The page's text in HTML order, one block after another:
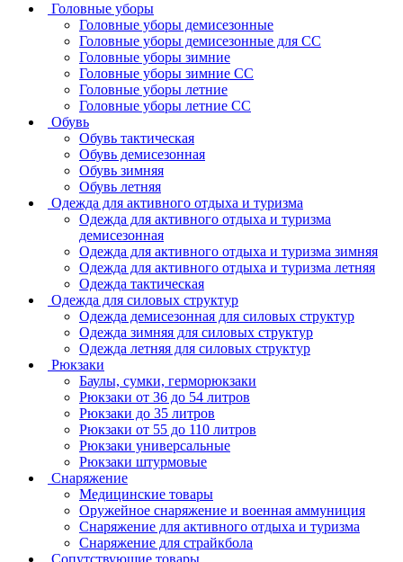
Головные уборы
Головные уборы демисезонные
Головные уборы демисезонные для СС
Головные уборы зимние
Головные уборы зимние СС
Головные уборы летние
Головные уборы летние СС
Обувь
Обувь тактическая
Обувь демисезонная
Обувь зимняя
Обувь летняя
Одежда для активного отдыха и туризма
Одежда для активного отдыха и туризма
демисезонная
Одежда для активного отдыха и туризма зимняя
Одежда для активного отдыха и туризма летняя
Одежда тактическая
Одежда для силовых структур
Одежда демисезонная для силовых структур
Одежда зимняя для силовых структур
Одежда летняя для силовых структур
Рюкзаки
Баулы, сумки, герморюкзаки
Рюкзаки от 36 до 54 литров
Рюкзаки до 35 литров
Рюкзаки от 55 до 110 литров
Рюкзаки универсальные
Рюкзаки штурмовые
Снаряжение
Медицинские товары
Оружейное снаряжение и военная аммуниция
Снаряжение для активного отдыха и туризма
Снаряжение для страйкбола